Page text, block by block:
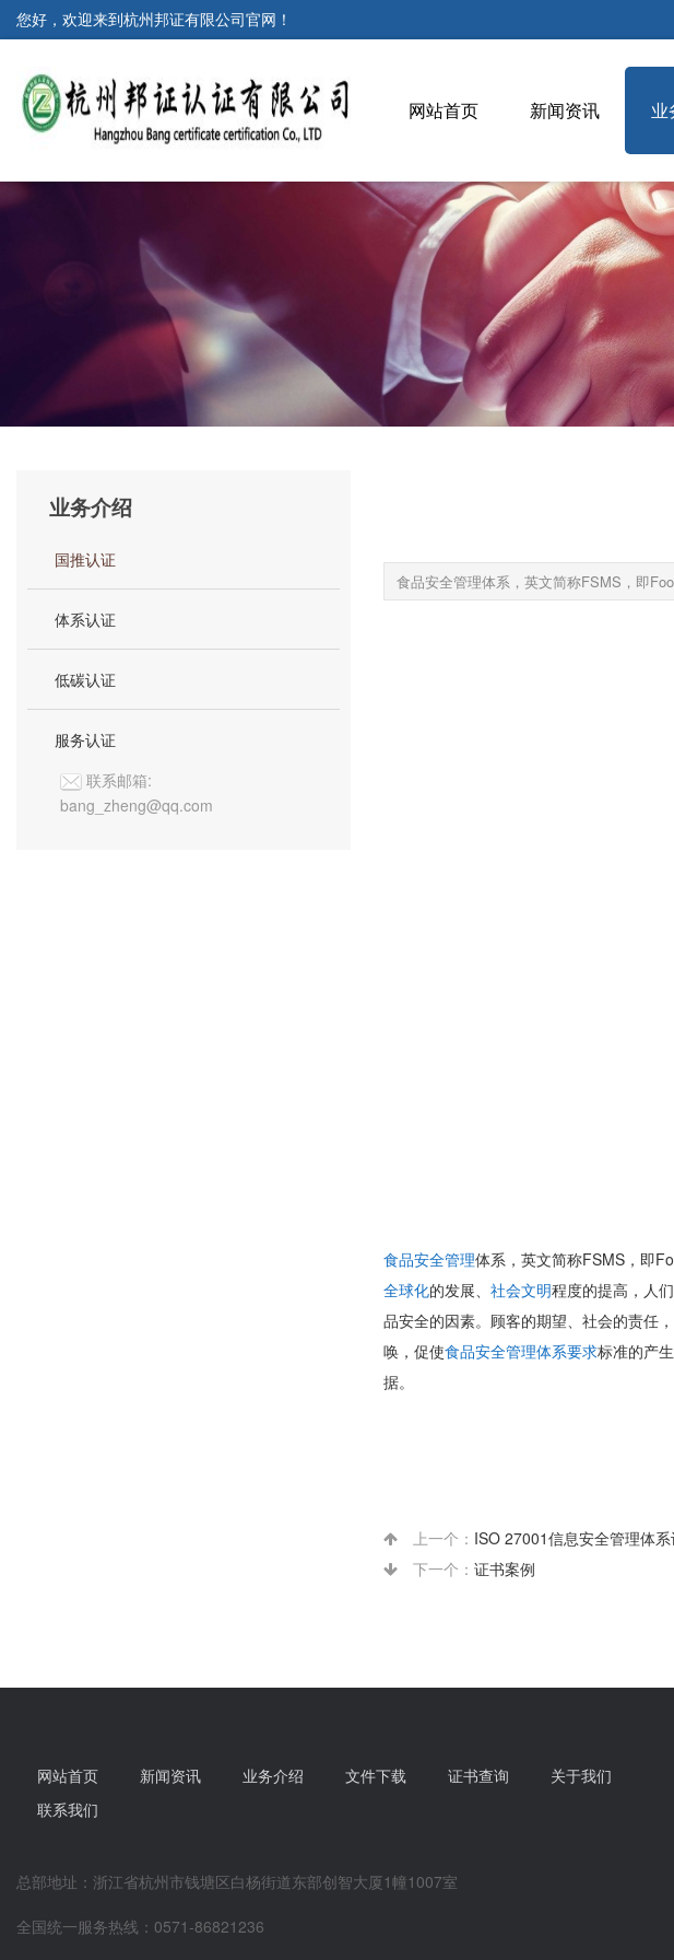
您好，欢迎来到杭州邦证有限公司官网！
网站首页 新闻资讯 业
业务介绍
国推认证
体系认证
低碳认证
服务认证
联系邮箱:
bang_zheng@qq.com
食品安全管理体系，英文简称FSMS，即
食品安全管理体系，英文简称FSMS，即
全球化的发展、 社会文明程度的提高，人
品安全的因素。顾客的期望、社会的责任
唤，促使食品安全管理体系要求标准的产
据。
上一个： ISO 27001信息安全管理体系
下一个： 证书案例
网站首页 新闻资讯 业务介绍 文件下载 证书查询
关于我们
联系我们
总部地址：浙江省杭州市钱塘区白杨街道东部创智大厦1幢1007室
全国统一服务热线：0571-86821236